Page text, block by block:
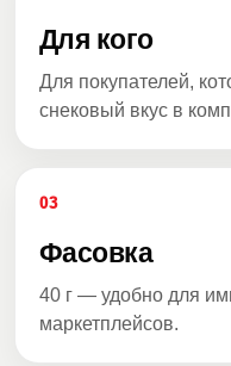
Для кого
Для покупателей,
снековый вкус в
03
Фасовка
40 г — удобно для
маркетплейсов.